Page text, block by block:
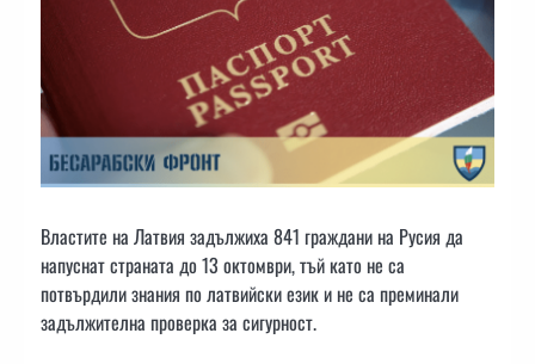
Властите на Латвия задължиха 841 граждани на Русия да
напуснат страната до 13 октомври, тъй като не са
потвърдили знания по латвийски език и не са преминали
задължителна проверка за сигурност.